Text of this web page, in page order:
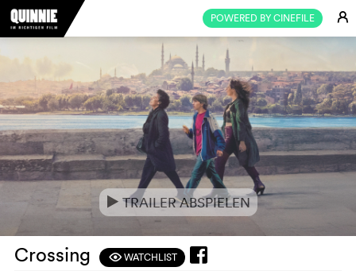
POWERED BY CINEFILE E
e TRAILER ABSPIELEN
Crossing FWATCHLIST